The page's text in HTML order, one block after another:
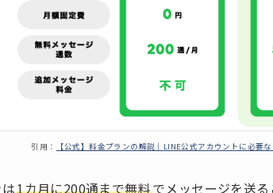
引用： 【公式】料金プランの解説｜LINE公式アカウントに必要な
1カ月に200通まで無料でメッセージを送る